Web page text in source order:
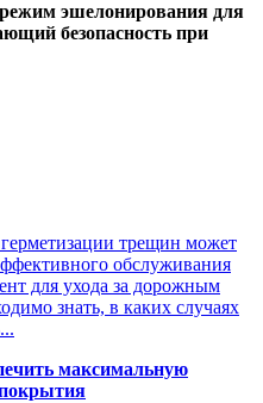
эшелонирования для
безопасность при
трещин может
обслуживания
для ухода за дорожным
знать, в каких случаях
максимальную